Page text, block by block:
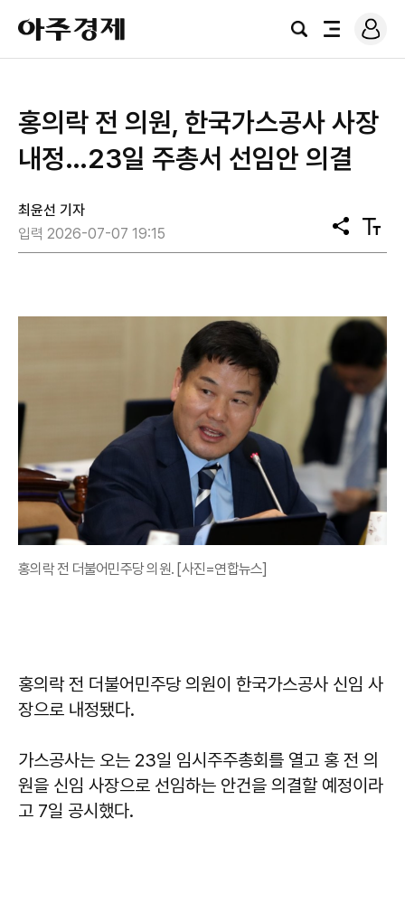
아
주
경
검
전
로
그
홍의락 전 의원, 한국가스공사 사장
내정…23일 주총서 선임안 의결
최윤선 기자
입력 2026-07-07 19:15
공
유
텍
스
홍의락 전 더불어민주당 의원. [사진=연합뉴스]
홍의락 전 더불어민주당 의원이 한국가스공사 신임 사
장으로 내정됐다.
가스공사는 오는 23일 임시주주총회를 열고 홍 전 의
원을 신임 사장으로 선임하는 안건을 의결할 예정이라
고 7일 공시했다.